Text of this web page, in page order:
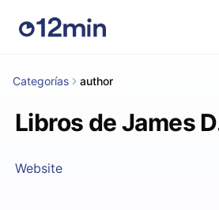
Categorías author
Libros de James
Website